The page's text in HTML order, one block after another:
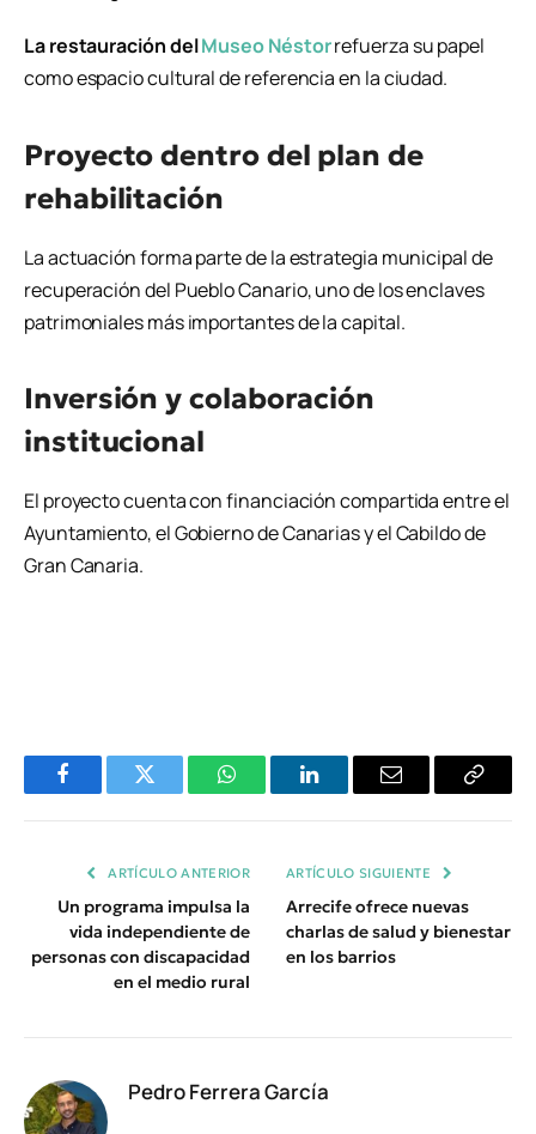
La restauración delMuseo Néstorrefuerza su papel
como espacio cultural de referencia en la ciudad.
Proyecto dentro del plan de
rehabilitación
La actuación forma parte de la estrategia municipal de
recuperación del Pueblo Canario, uno de los enclaves
patrimoniales más importantes de la capital.
Inversión y colaboración
institucional
El proyecto cuenta con financiación compartida entre el
Ayuntamiento, el Gobierno de Canarias y el Cabildo de
Gran Canaria.
FacebookTwitter WhatsAppLinkedInEmail
Copiar
ARTÍCULO ANTERIOR
Un programa impulsa la
vida independiente de
personas con discapacidad
en el medio rural
ARTÍCULO SIGUIENTE
Arrecife ofrece nuevas
charlas de salud y bienestar
en los barrios
Pedro Ferrera García